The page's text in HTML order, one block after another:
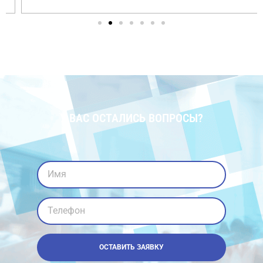
У ВАС ОСТАЛИСЬ ВОПРОСЫ?
Имя
Телефон
ОСТАВИТЬ ЗАЯВКУ